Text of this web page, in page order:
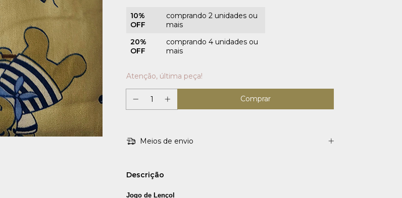
10%
OFF
comprando 2 unidades ou
mais
20%
OFF
comprando 4 unidades ou
mais
Atenção, última peça!
Meios de envio
Descrição
Jogo de Lençol